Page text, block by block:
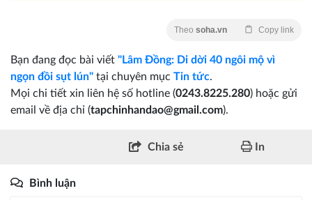
Theo soha.vn Copy link
Bạn đang đọc bài viết "Lâm Đồng: Di dời 40 ngôi mộ vì
ngọn đồi sụt lún" tại chuyên mục Tin tức.
Mọi chi tiết xin liên hệ số hotline (0243.8225.280) hoặc gửi
email về địa chỉ (tapchinhandao@gmail.com).
Chia sẻ In
Bình luận